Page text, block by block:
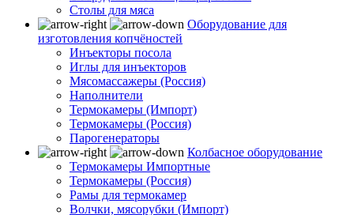
Столы для мяса
Оборудование для
изготовления копчёностей
Инъекторы посола
Иглы для инъекторов
Мясомассажеры (Россия)
Наполнители
Термокамеры (Импорт)
Термокамеры (Россия)
Парогенераторы
Колбасное оборудование
Термокамеры Импортные
Термокамеры (Россия)
Рамы для термокамер
Волчки, мясорубки (Импорт)